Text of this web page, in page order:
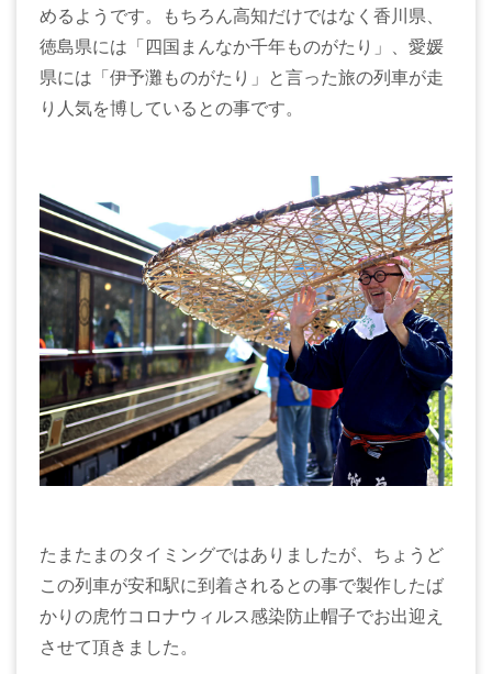
めるようです。もちろん高知だけではなく香川県、
徳島県には「四国まんなか千年ものがたり」、愛媛
県には「伊予灘ものがたり」と言った旅の列車が走
り人気を博しているとの事です。
たまたまのタイミングではありましたが、ちょうど
この列車が安和駅に到着されるとの事で製作したば
かりの虎竹コロナウィルス感染防止帽子でお出迎え
させて頂きました。